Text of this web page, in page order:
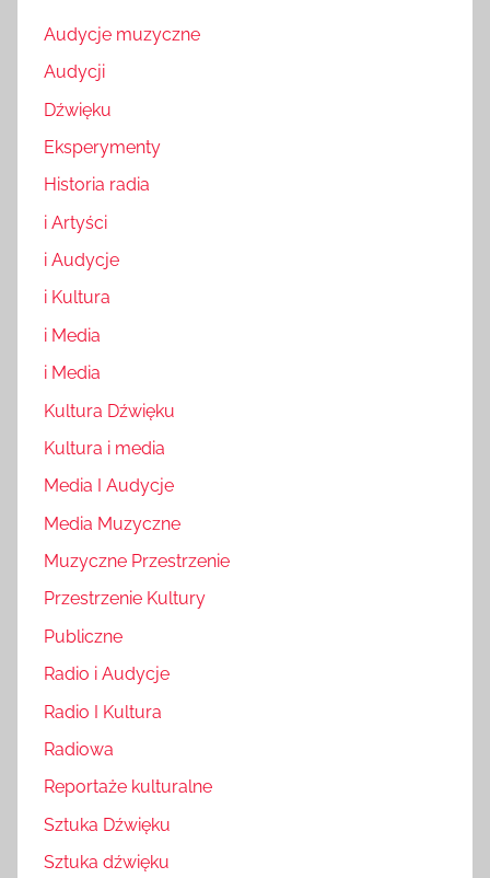
Audycje muzyczne
Audycji
Dźwięku
Eksperymenty
Historia radia
i Artyści
i Audycje
i Kultura
i Media
i Media
Kultura Dźwięku
Kultura i media
Media I Audycje
Media Muzyczne
Muzyczne Przestrzenie
Przestrzenie Kultury
Publiczne
Radio i Audycje
Radio I Kultura
Radiowa
Reportaże kulturalne
Sztuka Dźwięku
Sztuka dźwięku